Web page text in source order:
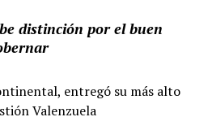
distinción por el buen
entregó su más alto
Valenzuela